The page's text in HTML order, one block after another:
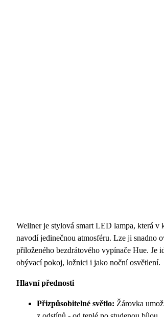
Wellner je stylová smart LED lampa, která v
navodí jedinečnou atmosféru. Lze ji snadno
přiloženého bezdrátového vypínače Hue. Je
obývací pokoj, ložnici i jako noční osvětlení.
Hlavní přednosti
Přizpůsobitelné světlo: Žárovka